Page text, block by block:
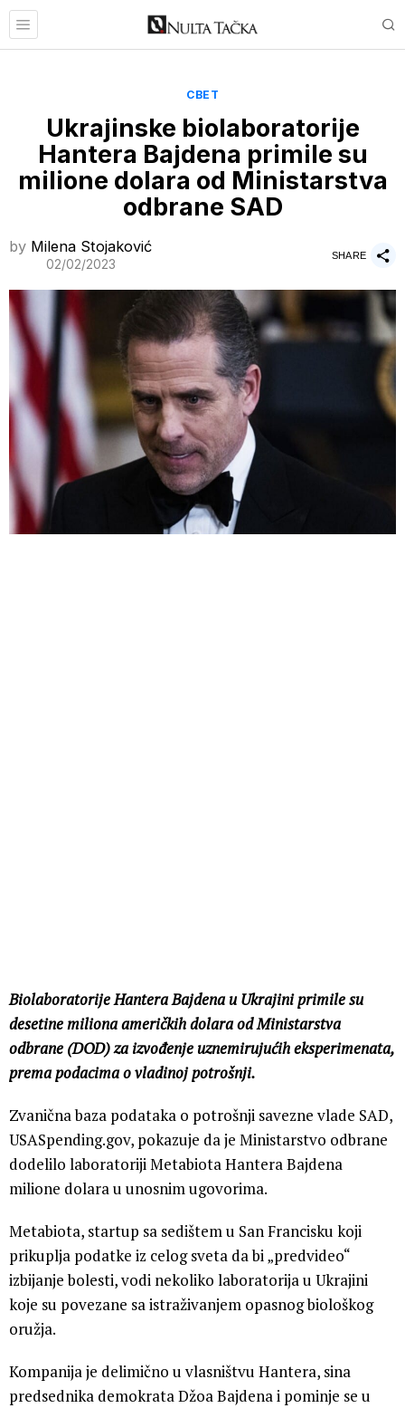
СВЕТ
Ukrajinske biolaboratorije
Hantera Bajdena primile su
milione dolara od Ministarstva
odbrane SAD
by Milena Stojaković
02/02/2023
SHARE
Biolaboratorije Hantera Bajdena u Ukrajini primile su
desetine miliona američkih dolara od Ministarstva
odbrane (DOD) za izvođenje uznemirujućih eksperimenata,
prema podacima o vladinoj potrošnji.
Zvanična baza podataka o potrošnji savezne vlade SAD,
USASpending.gov, pokazuje da je Ministarstvo odbrane
dodelilo laboratoriji Metabiota Hantera Bajdena
milione dolara u unosnim ugovorima.
Metabiota, startup sa sedištem u San Francisku koji
prikuplja podatke iz celog sveta da bi „predvideo“
izbijanje bolesti, vodi nekoliko laboratorija u Ukrajini
koje su povezane sa istraživanjem opasnog biološkog
oružja.
Kompanija je delimično u vlasništvu Hantera, sina
predsednika demokrata Džoa Bajdena i pominje se u